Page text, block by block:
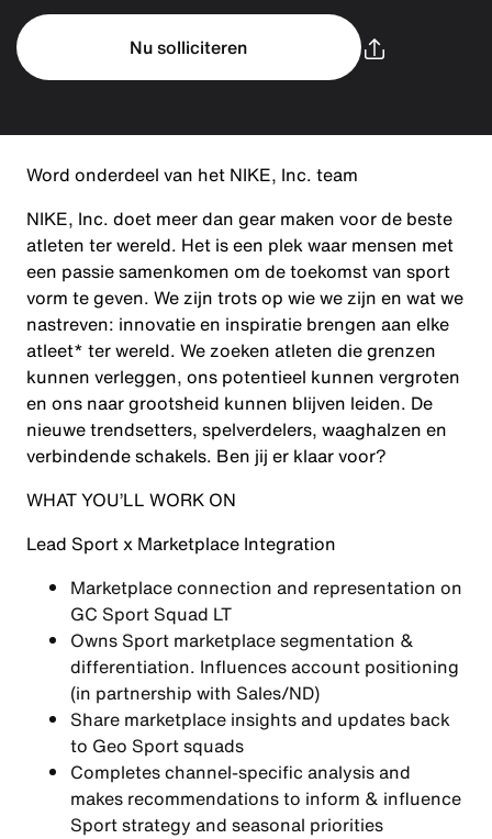
Nu solliciteren
Word onderdeel van het NIKE, Inc. team
NIKE, Inc. doet meer dan gear maken voor de beste
atleten ter wereld. Het is een plek waar mensen met
een passie samenkomen om de toekomst van sport
vorm te geven. We zijn trots op wie we zijn en wat we
nastreven: innovatie en inspiratie brengen aan elke
atleet* ter wereld. We zoeken atleten die grenzen
kunnen verleggen, ons potentieel kunnen vergroten
en ons naar grootsheid kunnen blijven leiden. De
nieuwe trendsetters, spelverdelers, waaghalzen en
verbindende schakels. Ben jij er klaar voor?
WHAT YOU’LL WORK ON
Lead Sport x Marketplace Integration
Marketplace connection and representation on
GC Sport Squad LT
Owns Sport marketplace segmentation &
differentiation. Influences account positioning
(in partnership with Sales/ND)
Share marketplace insights and updates back
to Geo Sport squads
Completes channel-specific analysis and
makes recommendations to inform & influence
Sport strategy and seasonal priorities